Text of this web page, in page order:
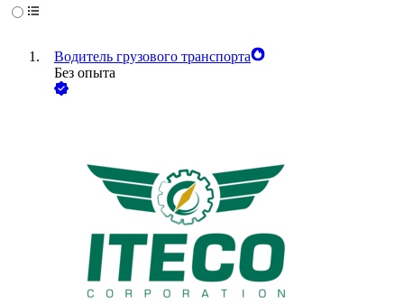
Водитель грузового транспорта
Без опыта